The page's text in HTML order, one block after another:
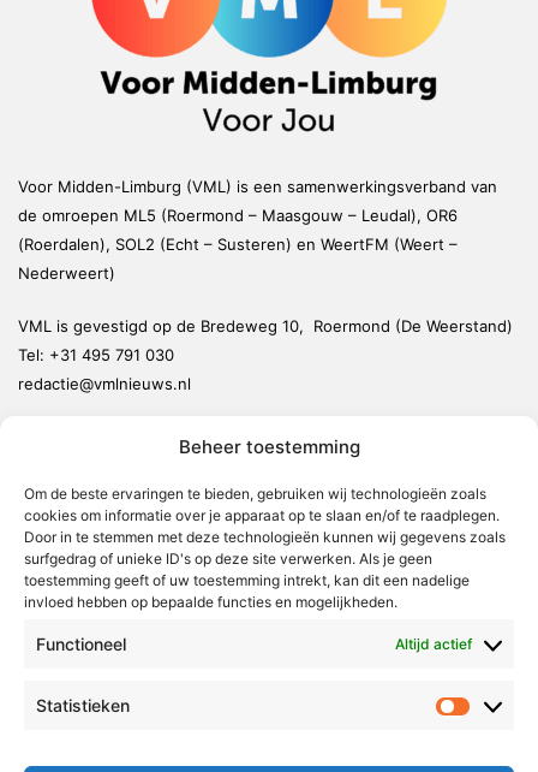
Beheer toestemming
Om de beste ervaringen te bieden, gebruiken wij technologieën zoals
cookies om informatie over je apparaat op te slaan en/of te raadplegen.
Door in te stemmen met deze technologieën kunnen wij gegevens zoals
surfgedrag of unieke ID's op deze site verwerken. Als je geen
toestemming geeft of uw toestemming intrekt, kan dit een nadelige
invloed hebben op bepaalde functies en mogelijkheden.
Functioneel Altijd actief
Statistieken
Voor Midden-Limburg (VML) is een samenwerkingsverband van
de omroepen ML5 (Roermond – Maasgouw – Leudal), OR6
(Roerdalen), SOL2 (Echt – Susteren) en WeertFM (Weert –
Nederweert)
VML is gevestigd op de Bredeweg 10, Roermond (De Weerstand)
Tel: +31 495 791 030
redactie@vmlnieuws.nl
Leudal
Maasgouw
Echt-Susteren